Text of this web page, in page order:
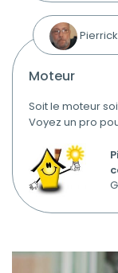
moteur
Soit le moteur
Voyez un pro